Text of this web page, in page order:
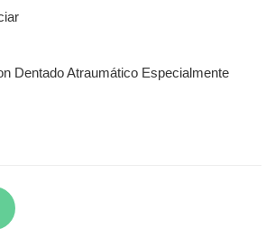
Dentado Atraumático Especialmente